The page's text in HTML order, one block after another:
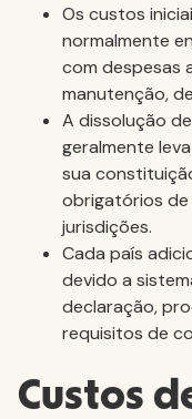
Os custos
normalmente
com despesas
manutenção,
A dissolução
geralmente
sua
obrigatórios de
jurisdições.
Cada país
devido a
declaração,
requisitos de
Custos